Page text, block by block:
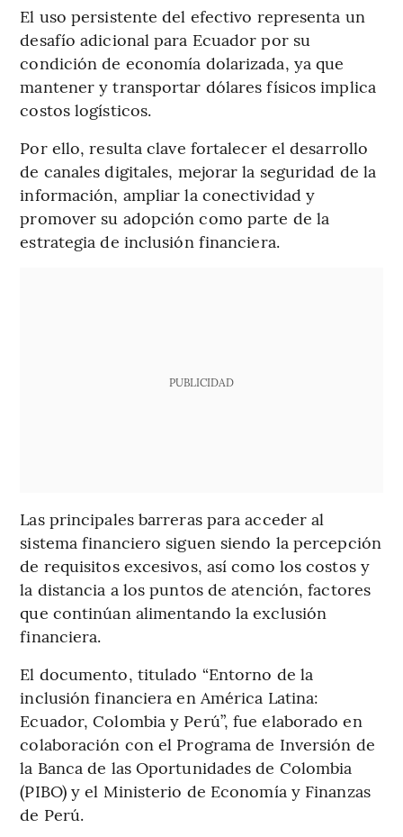
El uso persistente del efectivo representa un
desafío adicional para Ecuador por su
condición de economía dolarizada, ya que
mantener y transportar dólares físicos implica
costos logísticos.
Por ello, resulta clave fortalecer el desarrollo
de canales digitales, mejorar la seguridad de la
información, ampliar la conectividad y
promover su adopción como parte de la
estrategia de inclusión financiera.
PUBLICIDAD
Las principales barreras para acceder al
sistema financiero siguen siendo la percepción
de requisitos excesivos, así como los costos y
la distancia a los puntos de atención, factores
que continúan alimentando la exclusión
financiera.
El documento, titulado “Entorno de la
inclusión financiera en América Latina:
Ecuador, Colombia y Perú”, fue elaborado en
colaboración con el Programa de Inversión de
la Banca de las Oportunidades de Colombia
(PIBO) y el Ministerio de Economía y Finanzas
de Perú.